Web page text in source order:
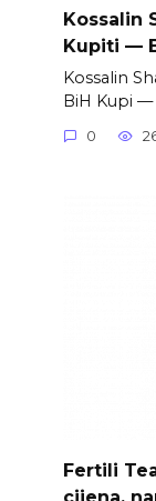
Kossalin
Kupiti —
Kossalin
BiH Kupi —
0
Fertili